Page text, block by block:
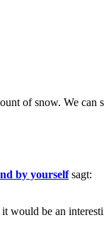
of snow. We
by yourself sagt:
would be an